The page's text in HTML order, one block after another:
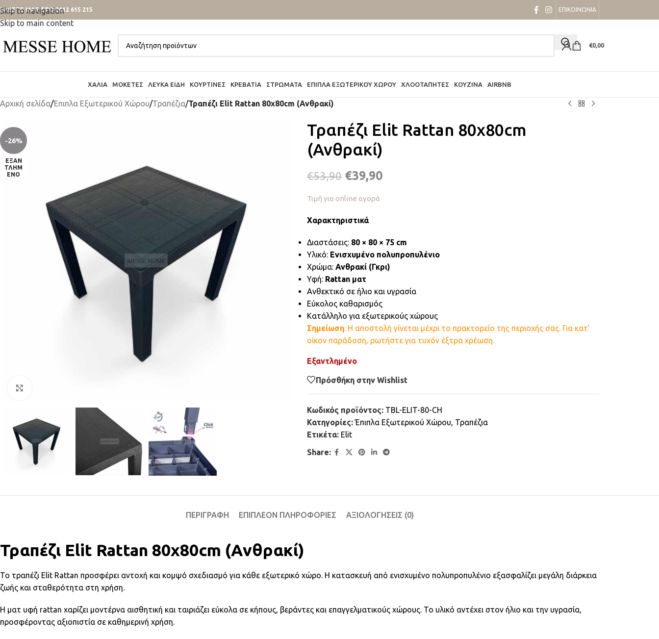
Skip to navigation
Skip to main content
ΜΑΣ ΣΤΟ 2612 615 215 ΕΠΙΚΟΙΝΩΝΙΑ
€0,00
ΧΑΛΙΆ ΜΟΚΈΤΕΣ ΛΕΥΚΆ ΕΊΔΗ ΚΟΥΡΤΊΝΕΣ ΚΡΕΒΆΤΙΑ ΣΤΡΏΜΑΤΑ ΈΠΙΠΛΑ ΕΞΩΤΕΡΙΚΟΎ ΧΏΡΟΥ ΧΛΟΟΤΆΠΗΤΕΣ ΚΟΥΖΊΝΑ AIRBNB
Αρχική σελίδα/Έπιπλα Εξωτερικού Χώρου/Τραπέζια/Τραπέζι Elit Rattan 80x80cm (Ανθρακί)
-26%
ΕΞΑΝ
ΤΛΗΜ
ΈΝΟ
Τραπέζι Elit Rattan 80x80cm
(Ανθρακί)
€53,90 €39,90
Τιμή για online αγορά
Χαρακτηριστικά
Διαστάσεις: 80 × 80 × 75 cm
Υλικό: Ενισχυμένο πολυπροπυλένιο
Χρώμα: Ανθρακί (Γκρι)
Υφή: Rattan ματ
Ανθεκτικό σε ήλιο και υγρασία
Εύκολος καθαρισμός
Κατάλληλο για εξωτερικούς χώρους
Σημείωση: Η αποστολή γίνεται μέχρι το πρακτορείο της περιοχής σας. Για κατ’
οίκον παράδοση, ρωτήστε για τυχόν έξτρα χρέωση.
Εξαντλημένο
Πρόσθήκη στην Wishlist
Κωδικός προϊόντος: TBL-ELIT-80-CH
Κατηγορίες: Έπιπλα Εξωτερικού Χώρου, Τραπέζια
Ετικέτα: Elit
Share:
ΠΕΡΙΓΡΑΦΉ ΕΠΙΠΛΈΟΝ ΠΛΗΡΟΦΟΡΊΕΣ ΑΞΙΟΛΟΓΉΣΕΙΣ (0)
Τραπέζι Elit Rattan 80x80cm (Ανθρακί)
Το τραπέζι Elit Rattan προσφέρει αντοχή και κομψό σχεδιασμό για κάθε εξωτερικό χώρο. Η κατασκευή από ενισχυμένο πολυπροπυλένιο εξασφαλίζει μεγάλη διάρκεια
ζωής και σταθερότητα στη χρήση.
Η ματ υφή rattan χαρίζει μοντέρνα αισθητική και ταιριάζει εύκολα σε κήπους, βεράντες και επαγγελματικούς χώρους. Το υλικό αντέχει στον ήλιο και την υγρασία,
προσφέροντας αξιοπιστία σε καθημερινή χρήση.